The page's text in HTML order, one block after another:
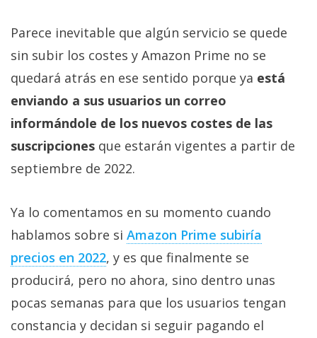
Foros
Contacto
Sobre
nosotros
/
Cambiar
opciones
de
privacidad
Aviso
Legal
Parece inevitable que algún servicio se quede
sin subir los costes y Amazon Prime no se
quedará atrás en ese sentido porque ya está
enviando a sus usuarios un correo
informándole de los nuevos costes de las
suscripciones que estarán vigentes a partir de
septiembre de 2022.
Ya lo comentamos en su momento cuando
hablamos sobre si Amazon Prime subiría
precios en 2022, y es que finalmente se
producirá, pero no ahora, sino dentro unas
pocas semanas para que los usuarios tengan
constancia y decidan si seguir pagando el